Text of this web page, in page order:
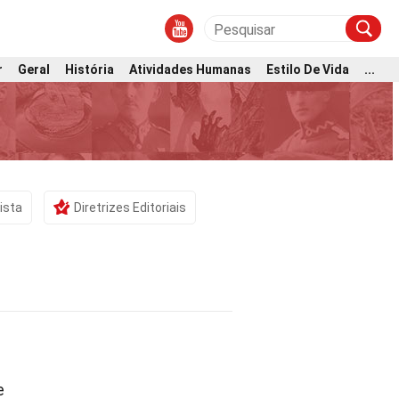
Geral História Atividades Humanas Estilo De Vida ...
Diretrizes Editoriais